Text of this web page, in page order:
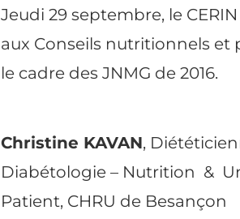
Jeudi 29 septembre, le
aux Conseils nutritionnels
le cadre des JNMG de 2016.
Christine KAVAN,
Diabétologie – Nutrition &
Patient, CHRU de Besançon